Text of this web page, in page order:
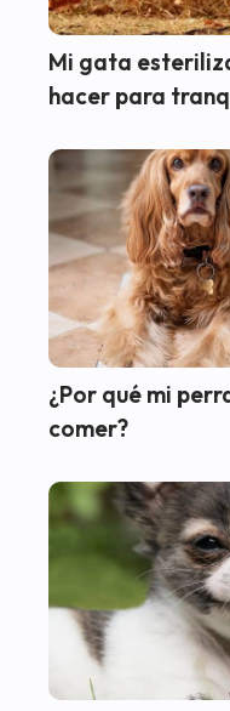
Mi gata
hacer para
¿Por qué mi
comer?